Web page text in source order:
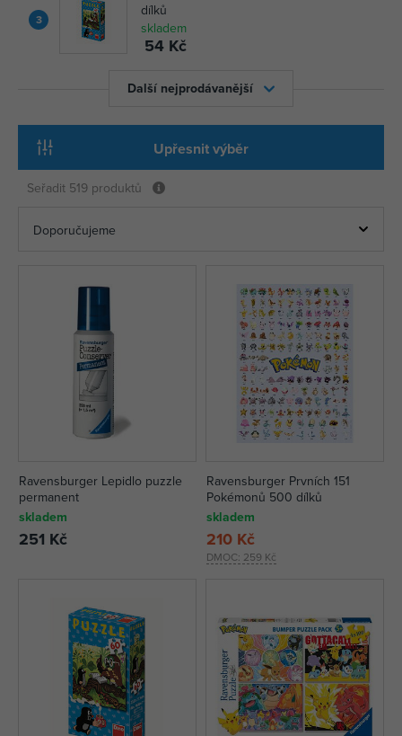
3
dílků
skladem
54 Kč
Další nejprodávanější
Upřesnit výběr
Seřadit 519 produktů
Ravensburger Lepidlo puzzle
permanent
skladem
251 Kč
Ravensburger Prvních 151
Pokémonů 500 dílků
skladem
DMOC: 259 Kč
210 Kč